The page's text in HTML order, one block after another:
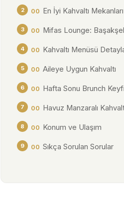
En İyi Kahvaltı Mekanları
Mifas Lounge:
Kahvaltı Menüsü
Aileye Uygun Kahvaltı
Hafta Sonu Brunch Keyfi
Havuz Manzaralı
Konum ve Ulaşım
Sıkça Sorulan Sorular